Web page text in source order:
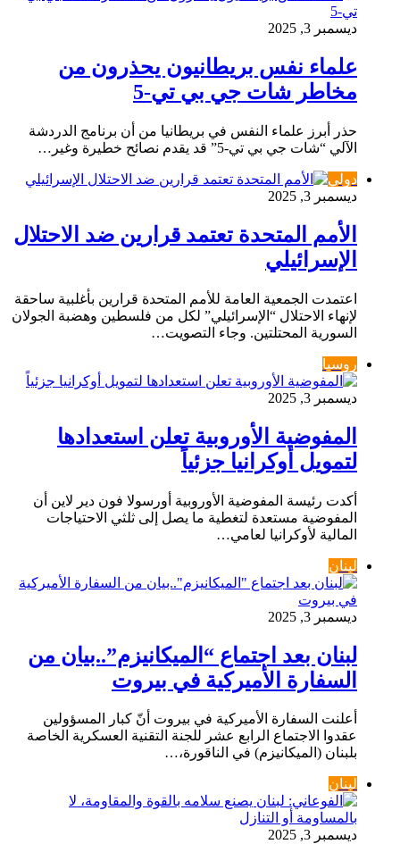
ديسمبر 3, 2025
علماء نفس بريطانيون يحذرون من
مخاطر شات جي بي تي-5
حذر أبرز علماء النفس في بريطانيا من أن برنامج الدردشة
الآلي “شات جي بي تي-5” قد يقدم نصائح خطيرة وغير…
دولي
ديسمبر 3, 2025
الأمم المتحدة تعتمد قرارين ضد الاحتلال
الإسرائيلي
اعتمدت الجمعية العامة للأمم المتحدة قرارين بأغلبية ساحقة
لإنهاء الاحتلال “الإسرائيلي” لكل من فلسطين وهضبة الجولان
السورية المحتلتين. وجاء التصويت…
روسيا
ديسمبر 3, 2025
المفوضية الأوروبية تعلن استعدادها
لتمويل أوكرانيا جزئياً
أكدت رئيسة المفوضية الأوروبية أورسولا فون دير لاين أن
المفوضية مستعدة لتغطية ما يصل إلى ثلثي الاحتياجات
المالية لأوكرانيا لعامي…
لبنان
ديسمبر 3, 2025
لبنان بعد اجتماع “الميكانيزم”..بيان من
السفارة الأميركية في بيروت
أعلنت السفارة الأميركية في بيروت أنّ كبار المسؤولين
عقدوا الاجتماع الرابع عشر للجنة التقنية العسكرية الخاصة
بلبنان (الميكانيزم) في الناقورة،…
لبنان
ديسمبر 3, 2025